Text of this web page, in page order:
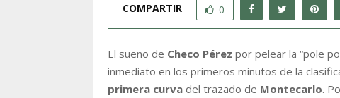
COMPARTIR 0
El sueño de Checo Pérez por pelear la “pole
inmediato en los primeros minutos de la
primera curva del trazado de Montecarlo.